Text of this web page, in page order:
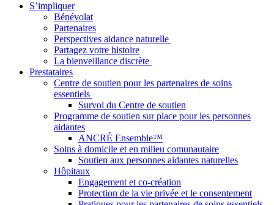
S’impliquer
Bénévolat
Partenaires
Perspectives aidance naturelle
Partagez votre histoire
La bienveillance discrète
Prestataires
Centre de soutien pour les partenaires de soins
essentiels
Survol du Centre de soutien
Programme de soutien sur place pour les personnes
aidantes
ANCRÉ Ensemble™
Soins à domicile et en milieu comunautaire
Soutien aux personnes aidantes naturelles
Hôpitaux
Engagement et co-création
Protection de la vie privée et le consentement